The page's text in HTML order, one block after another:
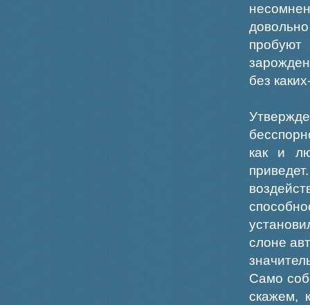
без
как и
слоне
Само
скажем,